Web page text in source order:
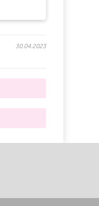
30.04.2023